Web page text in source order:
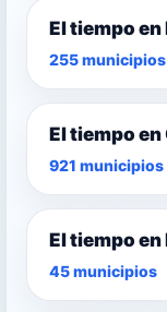
El tiempo en
255 municipios
El tiempo
921 municipios
El tiempo en
45 municipios